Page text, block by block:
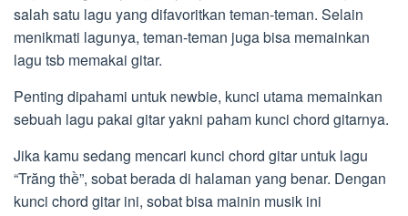
salah satu lagu yang difavoritkan teman-teman. Selain
menikmati lagunya, teman-teman juga bisa memainkan
lagu tsb memakai gitar.
Penting dipahami untuk newbie, kunci utama memainkan
sebuah lagu pakai gitar yakni paham kunci chord gitarnya.
Jika kamu sedang mencari kunci chord gitar untuk lagu
“Trăng thề”, sobat berada di halaman yang benar. Dengan
kunci chord gitar ini, sobat bisa mainin musik ini